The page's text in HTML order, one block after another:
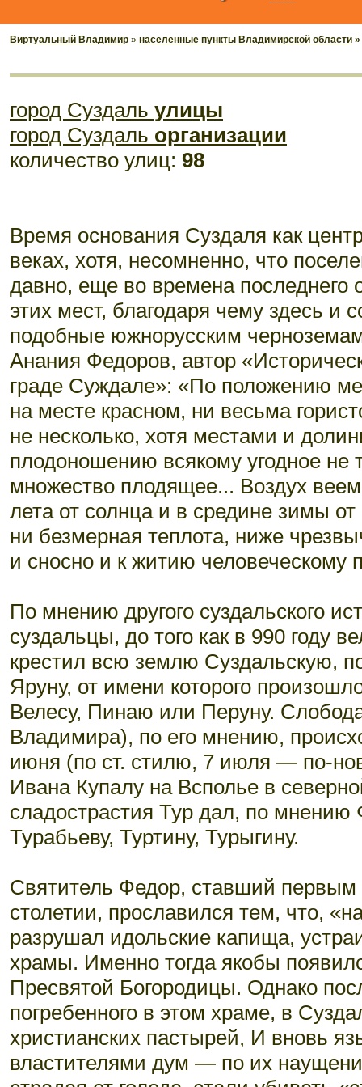
Виртуальный Владимир » населенные пункты Владимирской области »
город Суздаль улицы
город Суздаль организации
количество улиц: 98
Время основания Суздаля как
веках, хотя, несомненно, что
давно, еще во времена последнего
этих мест, благодаря чему здесь и
подобные южнорусским
Анания Федоров, автор
граде Суждале»: «По положению
на месте красном, ни весьма
не несколько, хотя местами и
плодоношению всякому угодное
множество плодящее... Воздух
лета от солнца и в средине зимы
ни безмерная теплота, ниже
и сносно и к житию человеческому
По мнению другого суздальского
суздальцы, до того как в 990 году
крестил всю землю Суздальскую,
Яруну, от имени которого
Велесу, Пинаю или Перуну.
Владимира), по его мнению,
июня (по ст. стилю, 7 июля — по-
Ивана Купалу на Всполье в
сладострастия Тур дал, по мнению
Турабьеву, Туртину, Турыгину.
Святитель Федор, ставший первым
столетии, прославился тем, что,
разрушал идольские капища,
храмы. Именно тогда якобы
Пресвятой Богородицы. Однако
погребенного в этом храме, в
христианских пастырей, И вновь
властителями дум — по их